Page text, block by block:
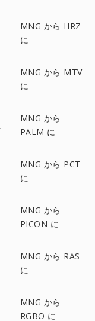
MNG から HRZ
に
MNG から MTV
に
MNG から
PALM に
MNG から PCT
に
MNG から
PICON に
MNG から RAS
に
MNG から
RGBO に